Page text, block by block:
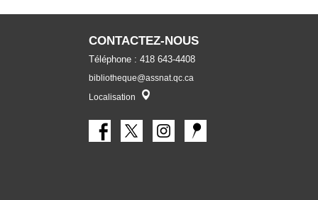
CONTACTEZ-NOUS
Téléphone : 418 643-4408
bibliotheque@assnat.qc.ca
Localisation